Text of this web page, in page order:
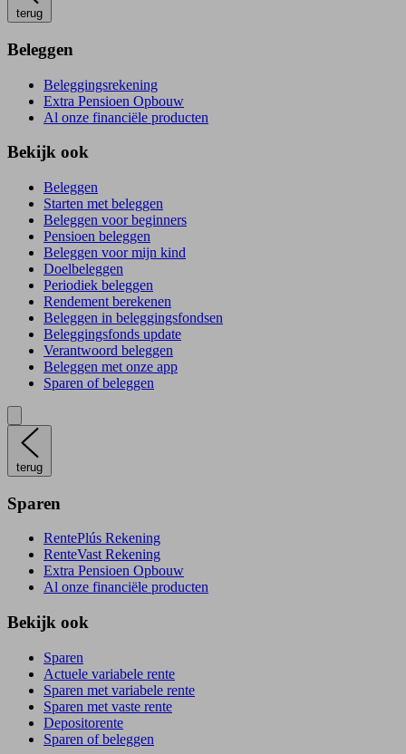
terug
Beleggen
Beleggingsrekening
Extra Pensioen Opbouw
Al onze financiële producten
Bekijk ook
Beleggen
Starten met beleggen
Beleggen voor beginners
Pensioen beleggen
Beleggen voor mijn kind
Doelbeleggen
Periodiek beleggen
Rendement berekenen
Beleggen in beleggingsfondsen
Beleggingsfonds update
Verantwoord beleggen
Beleggen met onze app
Sparen of beleggen
terug
Sparen
RentePlús Rekening
RenteVast Rekening
Extra Pensioen Opbouw
Al onze financiële producten
Bekijk ook
Sparen
Actuele variabele rente
Sparen met variabele rente
Sparen met vaste rente
Depositorente
Sparen of beleggen